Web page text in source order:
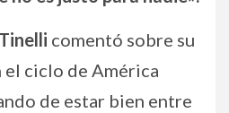
comentó sobre su
ciclo de América
de estar bien entre